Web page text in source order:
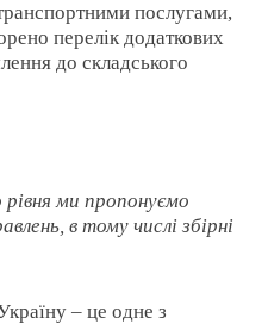
послугами,
перелік додаткових
до складського
рівня ми пропонуємо
в тому числі збірні
– це одне з